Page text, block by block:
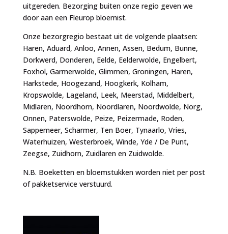
uitgereden. Bezorging buiten onze regio geven we
door aan een Fleurop bloemist.
Onze bezorgregio bestaat uit de volgende plaatsen:
Haren, Aduard, Anloo, Annen, Assen, Bedum, Bunne,
Dorkwerd, Donderen, Eelde, Eelderwolde, Engelbert,
Foxhol, Garmerwolde, Glimmen, Groningen, Haren,
Harkstede, Hoogezand, Hoogkerk, Kolham,
Kropswolde, Lageland, Leek, Meerstad, Middelbert,
Midlaren, Noordhorn, Noordlaren, Noordwolde, Norg,
Onnen, Paterswolde, Peize, Peizermade, Roden,
Sappemeer, Scharmer, Ten Boer, Tynaarlo, Vries,
Waterhuizen, Westerbroek, Winde, Yde / De Punt,
Zeegse, Zuidhorn, Zuidlaren en Zuidwolde.
N.B. Boeketten en bloemstukken worden niet per post
of pakketservice verstuurd.